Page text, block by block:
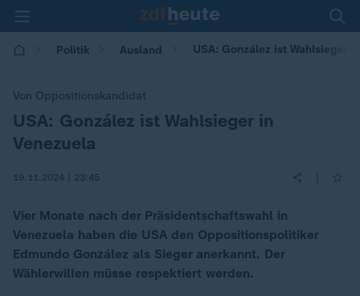
Politik Ausland USA: González ist Wahlsieger
Von Oppositionskandidat
:USA: González ist Wahlsieger in
Venezuela
19.11.2024 | 23:45
Vier Monate nach der Präsidentschaftswahl in
Venezuela haben die USA den Oppositionspolitiker
Edmundo González als Sieger anerkannt. Der
Wählerwillen müsse respektiert werden.